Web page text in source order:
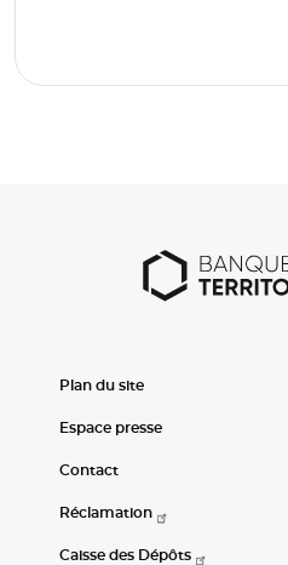
Plan du site
Espace presse
Contact
Réclamation
Caisse des Dépôts